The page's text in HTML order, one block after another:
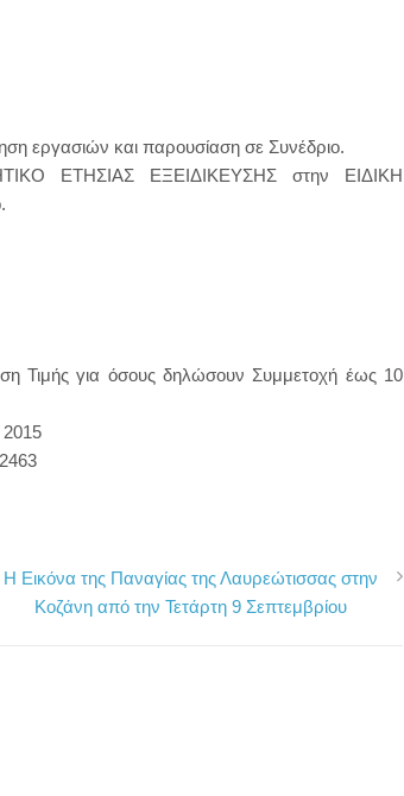
εργασιών και παρουσίαση σε Συνέδριο.
ΕΤΗΣΙΑΣ ΕΞΕΙΔΙΚΕΥΣΗΣ στην ΕΙΔΙΚΗ
Τιμής για όσους δηλώσουν Συμμετοχή έως 10
Η Εικόνα της Παναγίας της Λαυρεώτισσας στην
Κοζάνη από την Τετάρτη 9 Σεπτεμβρίου